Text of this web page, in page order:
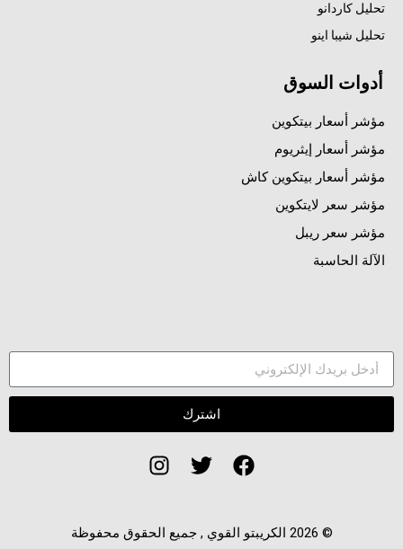
تحليل كاردانو
تحليل شيبا اينو
أدوات السوق
مؤشر أسعار بيتكوين
مؤشر أسعار إيثريوم
مؤشر أسعار بيتكوين كاش
مؤشر سعر لايتكوين
مؤشر سعر ريبل
الآلة الحاسبة
اشترك
© 2026 الكريبتو القوي , جميع الحقوق محفوظة